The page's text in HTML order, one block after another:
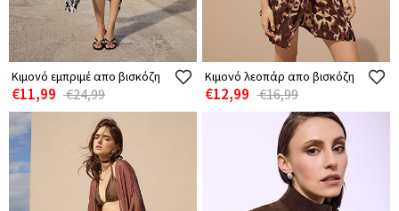
Κιμονό εμπριμέ απο βισκόζη
€11,99 €24,99
Κιμονό λεοπάρ απο βισκόζη
€12,99 €16,99